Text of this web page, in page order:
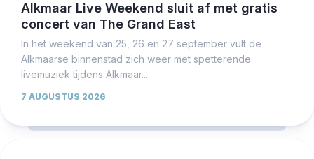
Alkmaar Live Weekend sluit af met gratis
concert van The Grand East
In het weekend van 25, 26 en 27 september vult de
Alkmaarse binnenstad zich weer met spetterende
livemuziek tijdens Alkmaar...
7 AUGUSTUS 2026